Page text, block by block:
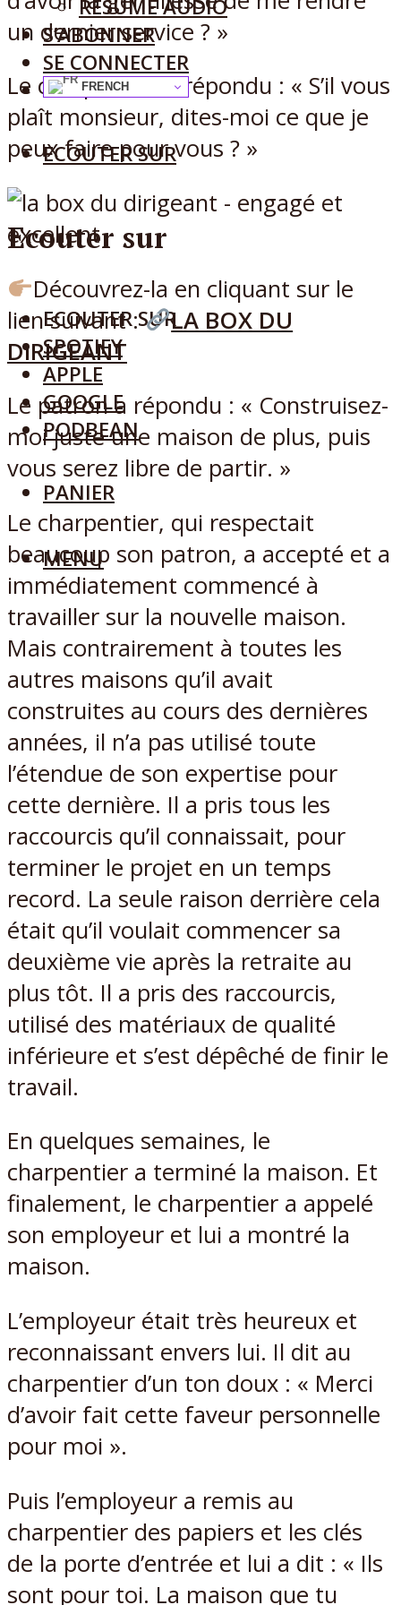
RÉSUMÉ AUDIO
S’ABONNER
SE CONNECTER
FRENCH
ECOUTER SUR
Ecouter sur
ECOUTER SUR
SPOTIFY
APPLE
GOOGLE
PODBEAN
PANIER
MENU
un dernier service ? »
Le charpentier a répondu : « S’il vous
plaît monsieur, dites-moi ce que je
peux faire pour vous ? »
Découvrez-la en cliquant sur le
lien suivant :
LA BOX DU
DIRIGEANT
Le patron a répondu : « Construisez-
moi juste une maison de plus, puis
vous serez libre de partir. »
Le charpentier, qui respectait
beaucoup son patron, a accepté et a
immédiatement commencé à
travailler sur la nouvelle maison.
Mais contrairement à toutes les
autres maisons qu’il avait
construites au cours des dernières
années, il n’a pas utilisé toute
l’étendue de son expertise pour
cette dernière. Il a pris tous les
raccourcis qu’il connaissait, pour
terminer le projet en un temps
record. La seule raison derrière cela
était qu’il voulait commencer sa
deuxième vie après la retraite au
plus tôt. Il a pris des raccourcis,
utilisé des matériaux de qualité
inférieure et s’est dépêché de finir le
travail.
En quelques semaines, le
charpentier a terminé la maison. Et
finalement, le charpentier a appelé
son employeur et lui a montré la
maison.
L’employeur était très heureux et
reconnaissant envers lui. Il dit au
charpentier d’un ton doux : « Merci
d’avoir fait cette faveur personnelle
pour moi ».
Puis l’employeur a remis au
charpentier des papiers et les clés
de la porte d’entrée et lui a dit : « Ils
sont pour toi. La maison que tu